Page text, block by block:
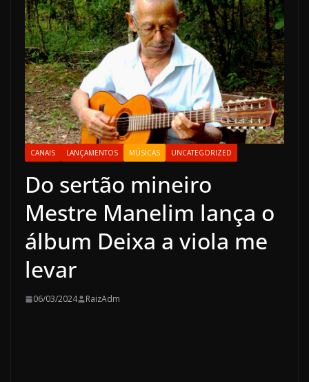
CANAIS LANÇAMENTOS MÚSICAS UNCATEGORIZED
Do sertão mineiro
Mestre Manelim lança o
álbum Deixa a viola me
levar
06/03/2024 RaizAdm